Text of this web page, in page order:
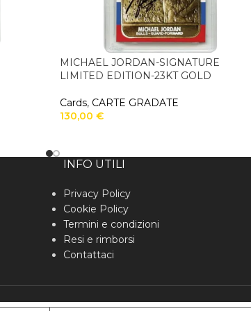
MICHAEL JORDAN-SIGNATURE
LIMITED EDITION-23KT GOLD
Cards, CARTE GRADATE
130,00 €
INFO UTILI
Privacy Policy
Cookie Policy
Termini e condizioni
Resi e rimborsi
Contattaci